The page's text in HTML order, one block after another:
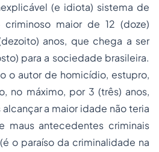
(e idiota) sistema de
criminoso maior de 12 (doze)
anos, que chega a ser
para a sociedade brasileira.
o autor de homicídio, estupro,
no máximo, por 3 (três) anos,
a maior idade não teria
maus antecedentes criminais
o paraíso da criminalidade na